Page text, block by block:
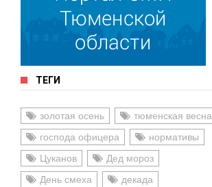
ТЕГИ
золотая осень
тюменская весна
господа офицера
нормативы
Цуканов
Дед мороз
День смеха
декада